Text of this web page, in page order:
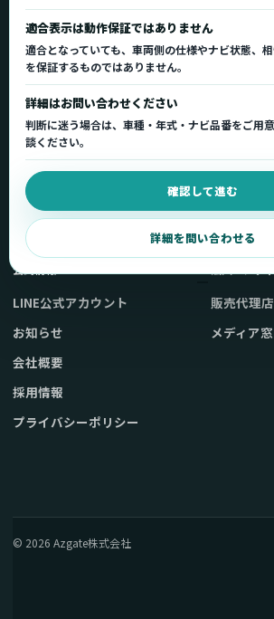
適合表示は動作保証ではありません
適合となっていても、車両側の仕様やナビ状態、
を保証するものではありません。
詳細はお問い合わせください
判断に迷う場合は、車種・年式・ナビ品番をご用
談ください。
確認して進む
詳細を問い合わせる
正規販売代理店 車種適合情報 国内サポート窓口
製品を探す
製品一覧
車種適合を確認
用途から製品を選ぶ
取扱店舗・購入先
弊社販売ストアへ
使い方ガイ
Q&A・症
起動不良復
公式情報
LINE公式アカウント
お知らせ
会社概要
採用情報
プライバシーポリシー
販売代理
メディア
© 2026 Azgate株式会社